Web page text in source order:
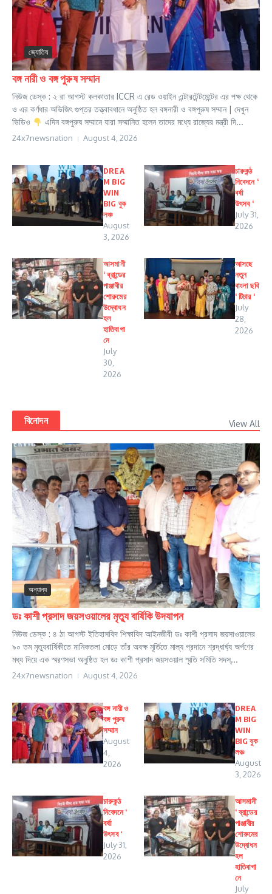
জ্যোতিষ
বঙ্গ নারী ও বঙ্গ পুরুষ সম্মান
নিউজ ডেস্ক : ২ রা আগস্ট কলকাতার ICCR এ রেড ওয়াইন এন্টারটেন্টমেন্টের এর পক্ষ থেকে
ও এর কর্ণধার অভিজিৎ গুপ্তর তত্ত্বাবধানে অনুষ্ঠিত হল বঙ্গনারী ও বঙ্গপুরুষ সম্মান | দেখুন
ভিডিও
এদিন বঙ্গপুরুষ সম্মানে যারা সম্মানিত হলেন তাদের মধ্যে রাজ্যের মন্ত্রী দি...
24x7newsnation August 4, 2026
DREA
M BIG
WIN
BIG বুক
লঞ্চ
August
3, 2026
চারুকন্ঠ
নিবেদনে ‘
বর্ষা
উৎসব ‘
July 31,
2026
আসমানী
‘ ব্রান্ডের
পাঞ্জাবীর
শোরুমের
উদ্বোধন
হল
হাতিবাগা
নে
July
30,
2026
আসছে
নতুন
বাংলা ছবি
‘ টিচার ‘
July
28,
2026
বিনোদন View All
অন্যান্য
ডঃ কাশী প্রসাদ জয়সওয়ালের মৃত্যু বার্ষিকি উদযাপন
নিউজ ডেস্ক : ৪ ঠা আগস্ট ইতিহাসবিদ শিক্ষাবিদ আইনজীবী ডঃ কাশী প্রসাদ জয়সাওয়ালের
৯০ তম মৃত্যুবার্ষিকীতে মানিকতলা মোড়ে তাঁর অবক্ষ মূর্তিতে মাল্য প্রদানে শ্রদ্ধার্ঘ্য অর্পণের
মধ্য দিয়ে এক স্মরণসভা অনুষ্ঠিত হল ডঃ কাশী প্রসাদ জয়সওয়াল স্মৃতি সমিতি সদস্...
24x7newsnation August 4, 2026
বঙ্গ নারী ও
বঙ্গ পুরুষ
সম্মান
August
4,
2026
DREA
M BIG
WIN
BIG বুক
লঞ্চ
August
3, 2026
চারুকন্ঠ
নিবেদনে ‘
বর্ষা
উৎসব ‘
July 31,
2026
আসমানী
‘ ব্রান্ডের
পাঞ্জাবীর
শোরুমের
উদ্বোধন
হল
হাতিবাগা
নে
July